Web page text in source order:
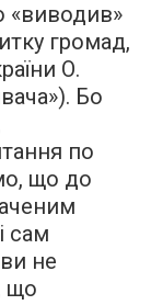
«виводив»
громад,
О.
Бо
по
що до
сам
не
що